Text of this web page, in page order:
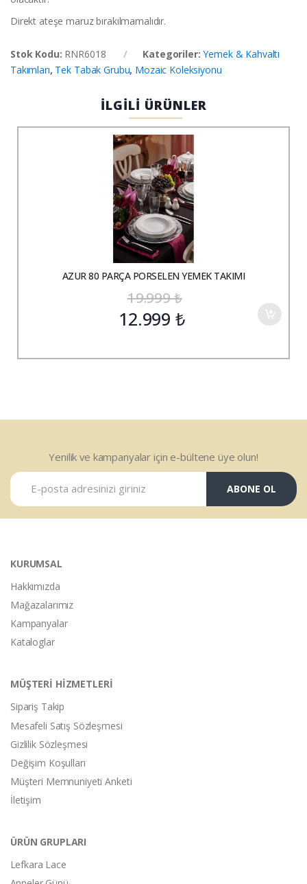
Direkt ateşe maruz bırakılmamalıdır.
Stok Kodu: RNR6018 Kategoriler:Yemek & Kahvaltı
Takımları, Tek Tabak Grubu, Mozaic Koleksiyonu
İLGİLİ ÜRÜNLER
AZUR 80 PARÇA PORSELEN YEMEK TAKIMI
19.999₺
12.999₺
Yenilik ve kampanyalar için e-bültene üye olun!
ABONE OL
KURUMSAL
Hakkımızda
Mağazalarımız
Kampanyalar
Kataloglar
MÜŞTERİ HİZMETLERİ
Sipariş Takip
Mesafeli Satış Sözleşmesi
Gizlilik Sözleşmesi
Değişim Koşulları
Müşteri Memnuniyeti Anketi
İletişim
ÜRÜN GRUPLARI
Lefkara Lace